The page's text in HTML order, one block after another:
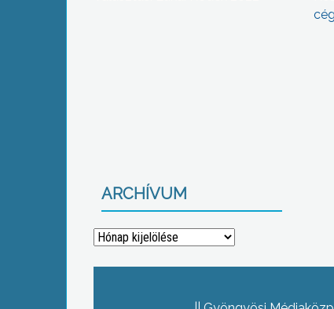
ARCHÍVUM
Archívum